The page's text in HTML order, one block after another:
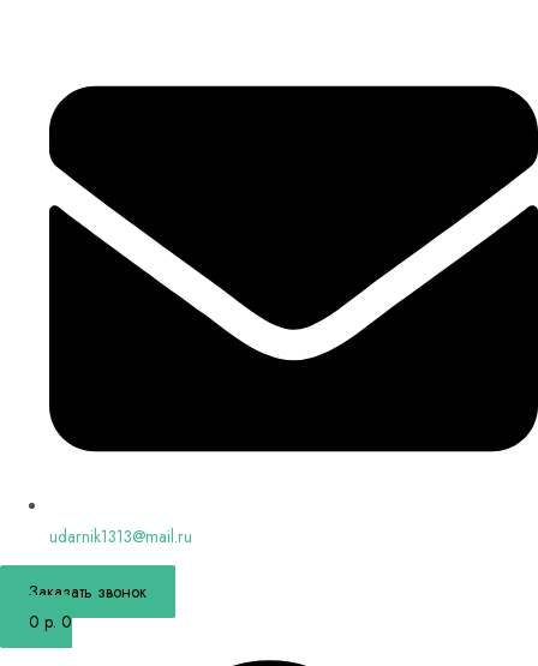
udarnik1313@mail.ru
Заказать звонок
0 р. 0